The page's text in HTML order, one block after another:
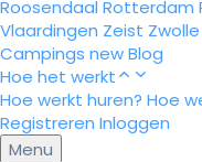
Roosendaal Rotterdam
Vlaardingen Zeist Zwolle
Campings newBlog
Hoe het werkt
Hoe werkt huren? Hoe
Registreren Inloggen
Menu